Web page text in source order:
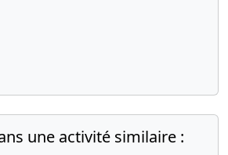
: 12-02-2025
une activité similaire :